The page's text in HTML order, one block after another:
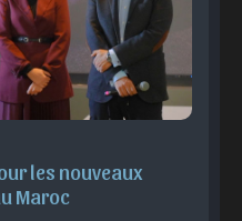
les nouveaux
Maroc